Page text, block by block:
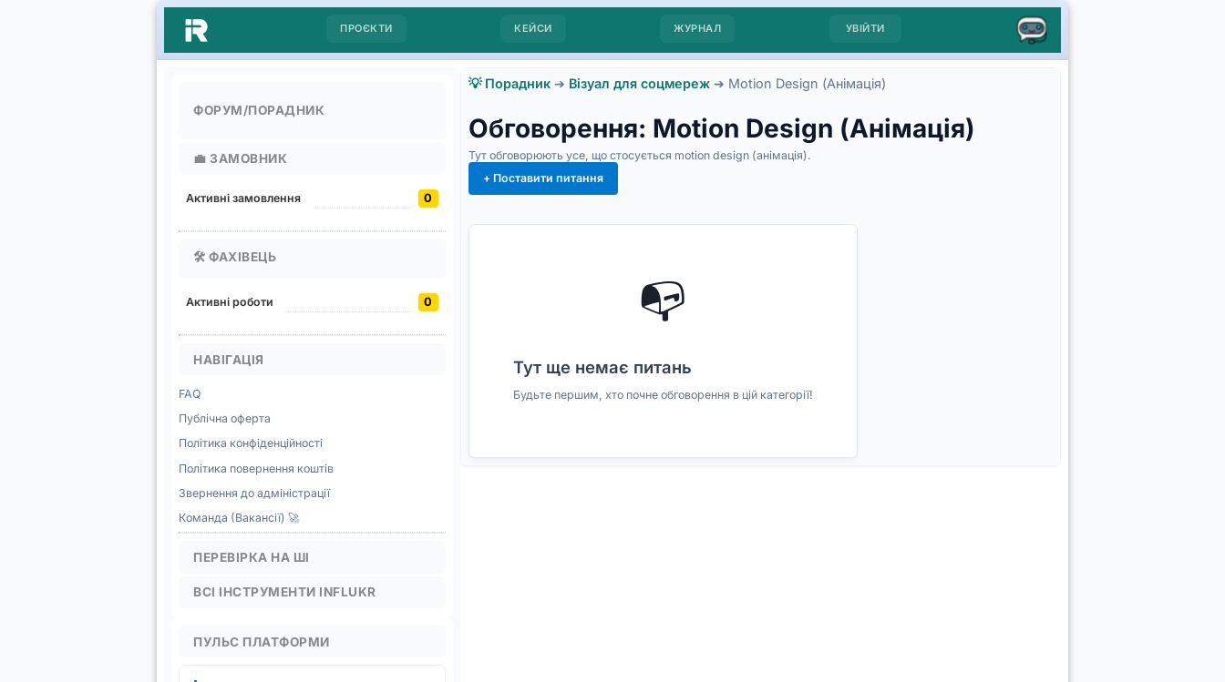
ПРОЄКТИ КЕЙСИ ЖУРНАЛ УВІЙТИ
ФОРУМ/ПОРАДНИК
💼 ЗАМОВНИК
Активні замовлення 0
🛠️ ФАХІВЕЦЬ
Активні роботи 0
НАВІГАЦІЯ
FAQ
Публічна оферта
Політика конфіденційності
Політика повернення коштів
Звернення до адміністрації
Команда (Вакансії) 🚀
ПЕРЕВІРКА НА ШІ
ВСІ ІНСТРУМЕНТИ INFLUKR
ПУЛЬС ПЛАТФОРМИ
💡 Порадник➔ Візуал для соцмереж➔ Motion Design (Анімація)
Обговорення: Motion Design (Анімація)
Тут обговорюють усе, що стосується motion design (анімація).
+ Поставити питання
📭
Тут ще немає питань
Будьте першим, хто почне обговорення в цій категорії!